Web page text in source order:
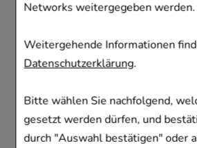
Networks weitergegeben werden.
Weitergehende Informationen
Datenschutzerklärung.
Bitte wählen Sie nachfolgend,
gesetzt werden dürfen, und
durch "Auswahl bestätigen" oder
Artikel
-37,5%